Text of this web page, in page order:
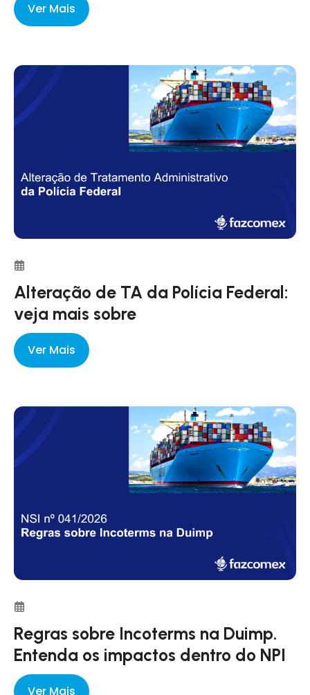
Ver Mais
Alteração de TA da Polícia Federal:
veja mais sobre
Ver Mais
Regras sobre Incoterms na Duimp.
Entenda os impactos dentro do NPI
Ver Mais